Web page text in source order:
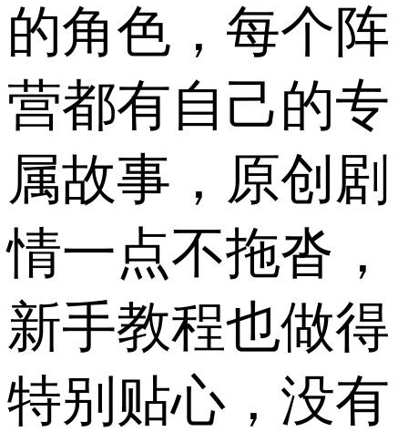
的角色，每个阵
营都有自己的专
属故事，原创剧
情一点不拖沓，
新手教程也做得
特别贴心，没有